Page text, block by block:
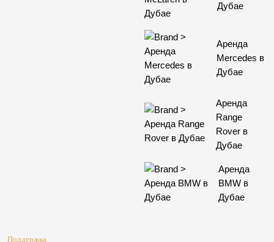
Дубае
Аренда
Mercedes в
Дубае
Аренда
Range
Rover в
Дубае
Аренда
BMW в
Дубае
Поддержка